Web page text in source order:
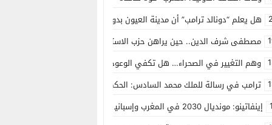
هل يعلم “دونالد ترامب” أن مدينة العيون بدون ماء؟
مصطفى شرف الدين.. حين يراهن حزب الاستقلال على الكفاءة ويمنح الشباب
وهم التغيير في الصحراء… هل تكفي الوعود الفارغة لصناعة الواقع؟
ترامب في رسالة للملك محمد السادس: الحكم الذاتي هو الأساس الوحيد لحل
إينفاتينو: مونديال 2030 في المغرب وإسبانيا والبرتغال سيكون “الأجمل في التاريخ”